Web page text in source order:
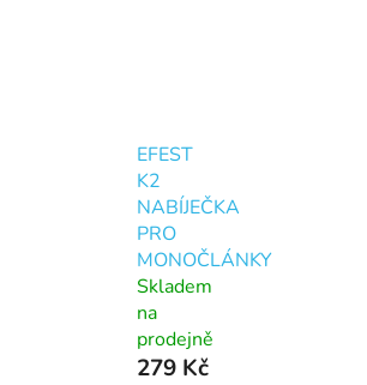
EFEST
K2
NABÍJEČKA
PRO
MONOČLÁNKY
Skladem
na
prodejně
279 Kč